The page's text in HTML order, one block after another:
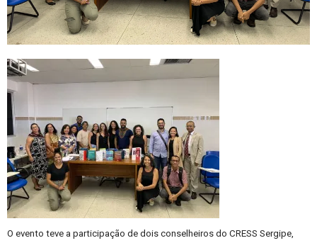
O evento teve a participação de dois conselheiros do CRESS Sergipe,